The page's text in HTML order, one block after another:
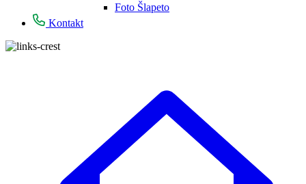
Foto Šlapeto
Kontakt